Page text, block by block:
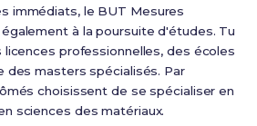
immédiats, le BUT Mesures
à la poursuite d'études. Tu
licences professionnelles, des écoles
des masters spécialisés. Par
choisissent de se spécialiser en
sciences des matériaux.